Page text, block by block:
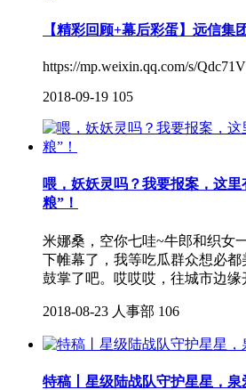
【精彩回顾+幕后彩蛋】远信集
https://mp.weixin.qq.com/s/
2018-09-19 105
喂，妖妖灵吗？我要报案，这
粮”！
米娜桑，空你七哇~牛郎和织女
下帷幕了，我等吃瓜群众想必
鼓掌了吧。哎哎哎，往城市边缘
2018-08-23 人事部 106
特稿丨星级陆战队守护星星，泉